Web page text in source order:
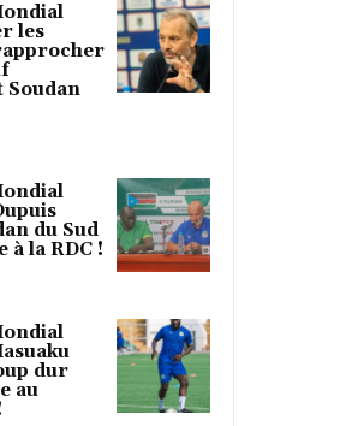
les
Soudan
du Sud
à la RDC !
dur
au